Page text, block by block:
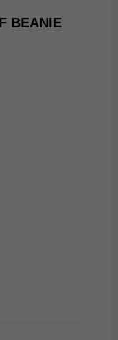
BEANIE